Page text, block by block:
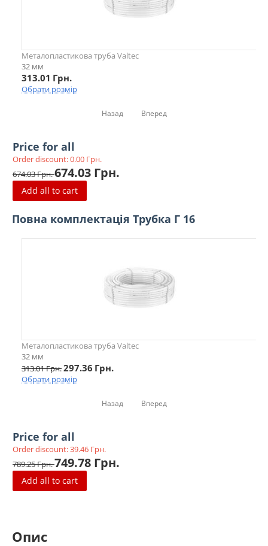
Металопластикова труба Valtec
32 мм
313.01 Грн.
Обрати розмір
Назад Вперед
Price for all
Order discount:0.00 Грн.
674.03Грн.674.03 Грн.
Add all to cart
Повна комплектація Трубка Г 16
Металопластикова труба Valtec
32 мм
313.01Грн.297.36 Грн.
Обрати розмір
Назад Вперед
Price for all
Order discount:39.46 Грн.
789.25Грн.749.78 Грн.
Add all to cart
Опис